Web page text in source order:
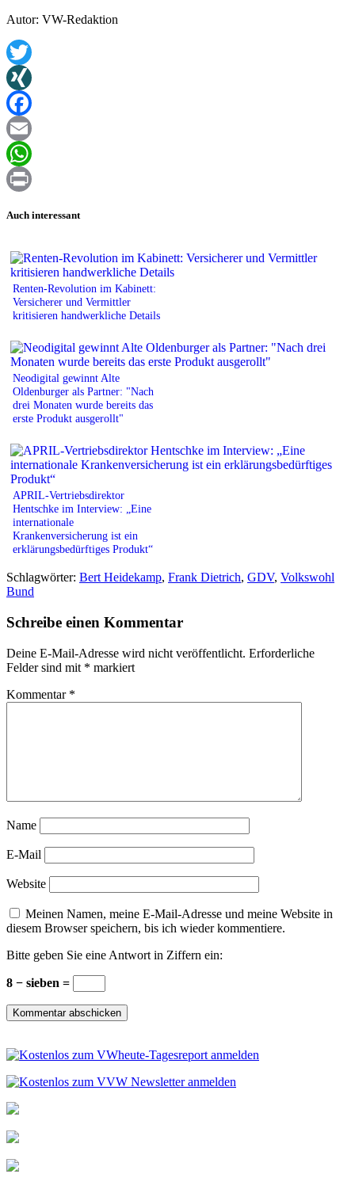
Autor: VW-Redaktion
Twitter
XING
Facebook
Email
WhatsApp
Auch interessant
Renten-Revolution im Kabinett:
Versicherer und Vermittler
kritisieren handwerkliche Details
Neodigital gewinnt Alte
Oldenburger als Partner: "Nach
drei Monaten wurde bereits das
erste Produkt ausgerollt"
APRIL-Vertriebsdirektor
Hentschke im Interview: „Eine
internationale
Krankenversicherung ist ein
erklärungsbedürftiges Produkt“
Schlagwörter: Bert Heidekamp, Frank Dietrich, GDV, Volkswohl
Bund
Schreibe einen Kommentar
Deine E-Mail-Adresse wird nicht veröffentlicht. Erforderliche
Felder sind mit * markiert
Kommentar *
Name
E-Mail
Website
Meinen Namen, meine E-Mail-Adresse und meine Website in
diesem Browser speichern, bis ich wieder kommentiere.
Bitte geben Sie eine Antwort in Ziffern ein:
8 − sieben =